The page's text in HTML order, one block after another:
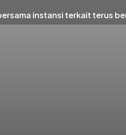
instansi terkait terus